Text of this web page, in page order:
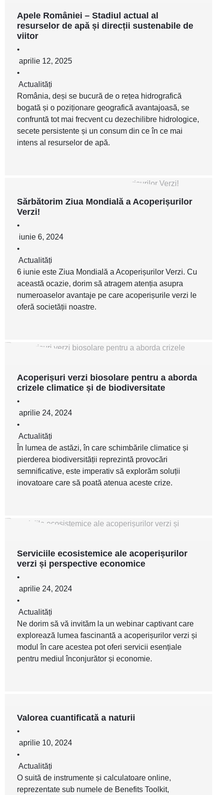
Apele României – Stadiul actual al
resurselor de apă și direcții sustenabile de
viitor
•
aprilie 12, 2025
•
Actualități
România, deși se bucură de o rețea hidrografică
bogată și o poziționare geografică avantajoasă, se
confruntă tot mai frecvent cu dezechilibre hidrologice,
secete persistente și un consum din ce în ce mai
intens al resurselor de apă.
Sărbătorim Ziua Mondială a Acoperișurilor
Verzi!
•
iunie 6, 2024
•
Actualități
6 iunie este Ziua Mondială a Acoperișurilor Verzi. Cu
această ocazie, dorim să atragem atenția asupra
numeroaselor avantaje pe care acoperișurile verzi le
oferă societății noastre.
Acoperișuri verzi biosolare pentru a aborda
crizele climatice și de biodiversitate
•
aprilie 24, 2024
•
Actualități
În lumea de astăzi, în care schimbările climatice și
pierderea biodiversității reprezintă provocări
semnificative, este imperativ să explorăm soluții
inovatoare care să poată atenua aceste crize.
Serviciile ecosistemice ale acoperișurilor
verzi și perspective economice
•
aprilie 24, 2024
•
Actualități
Ne dorim să vă invităm la un webinar captivant care
explorează lumea fascinantă a acoperișurilor verzi și
modul în care acestea pot oferi servicii esențiale
pentru mediul înconjurător și economie.
Valorea cuantificată a naturii
•
aprilie 10, 2024
•
Actualități
O suită de instrumente și calculatoare online,
reprezentate sub numele de Benefits Toolkit,